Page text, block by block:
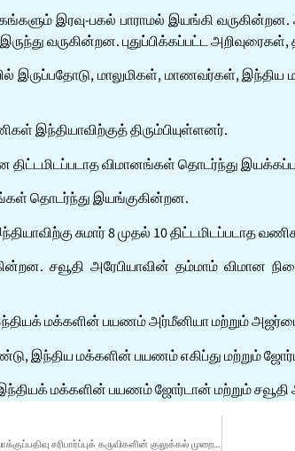
இரவு-பகல் பாராமல் இயங்கி
வருகின்றன. புதுப்பிக்கப்பட்ட
இருப்பதோடு, மாலுமிகள், மாணவர்கள்,
இந்தியாவிற்குத் திரும்பியுள்ளனர்.
விமானங்கள் தொடர்ந்து
தொடர்ந்து இயங்குகின்றன.
சுமார் 8 முதல் 10 திட்டமிடப்படாத
சவூதி அரேபியாவின் தம்மாம் விமான
மக்களின் பயணம் அர்மீனியா மற்றும்
இந்திய மக்களின் பயணம் எகிப்து மற்றும்
மக்களின் பயணம் ஜோர்டான் மற்றும் சவூதி